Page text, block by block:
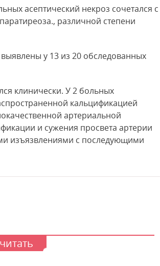
асептический некроз сочетался с
различной степени
у 13 из 20 обследованных
клинически. У 2 больных
кальцификацией
артериальной
и сужения просвета артерии
изъязвлениями с последующими